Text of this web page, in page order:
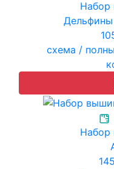
Набор
Дельфины
схема /
Набор